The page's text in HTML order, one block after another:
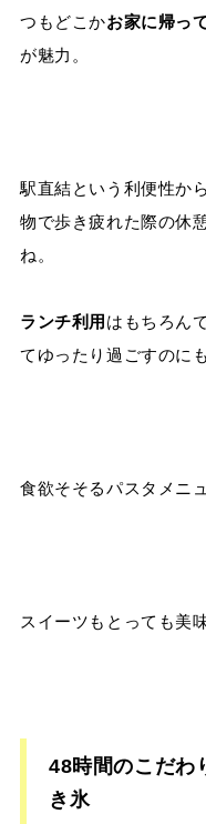
つもどこかお家に帰っ
が魅力。
駅直結という利便性か
物で歩き疲れた際の休
ね。
ランチ利用 はもちろん
てゆったり過ごすのに
食欲そそるパスタメニ
スイーツもとっても美
48時間のこだわ
き氷